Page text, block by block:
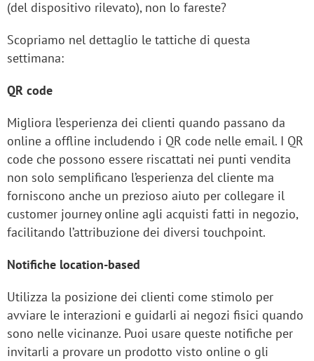
(del dispositivo rilevato), non lo fareste?
Scopriamo nel dettaglio le tattiche di questa
settimana:
QR code
Migliora l’esperienza dei clienti quando passano da
online a offline includendo i QR code nelle email. I QR
code che possono essere riscattati nei punti vendita
non solo semplificano l’esperienza del cliente ma
forniscono anche un prezioso aiuto per collegare il
customer journey online agli acquisti fatti in negozio,
facilitando l’attribuzione dei diversi touchpoint.
Notifiche location-based
Utilizza la posizione dei clienti come stimolo per
avviare le interazioni e guidarli ai negozi fisici quando
sono nelle vicinanze. Puoi usare queste notifiche per
invitarli a provare un prodotto visto online o gli